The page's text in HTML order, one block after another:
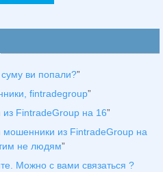
суму ви попали?”
fintradegroup”
из FintradeGroup на 16”
мошенники из FintradeGroup на
не людям”
Можно с вами связаться ?